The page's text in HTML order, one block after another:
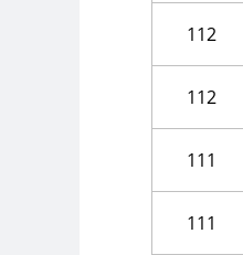
112
112
111
111